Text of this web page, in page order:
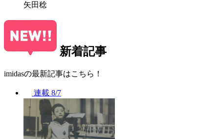
矢田稔
新着記事
imidasの最新記事はこちら！
連載 8/7